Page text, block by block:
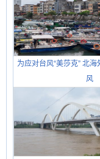
为应对台风“美莎克” 北
风